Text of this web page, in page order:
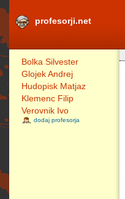
profesorji.net
Bolka Silvester
Glojek Andrej
Hudopisk Matjaz
Klemenc Filip
Verovnik Ivo
dodaj profesorja